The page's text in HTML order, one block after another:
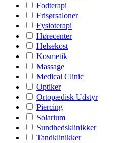
Fodterapi
Frisørsaloner
Fysioterapi
Hørecenter
Helsekost
Kosmetik
Massage
Medical Clinic
Optiker
Ortopædisk Udstyr
Piercing
Solarium
Sundhedsklinikker
Tandklinikker